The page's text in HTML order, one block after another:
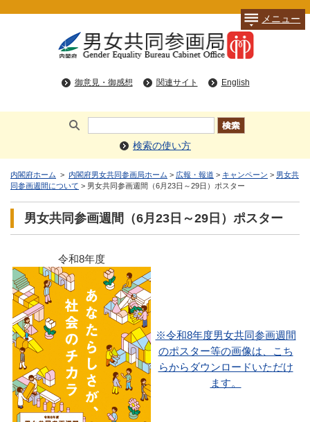
御意見・御感想 関連サイト English
メニュー
検索の使い方
内閣府ホーム > 内閣府男女共同参画局ホーム > 広報・報道 > キャンペーン > 男女共
同参画週間について > 男女共同参画週間（6月23日～29日）ポスター
男女共同参画週間（6月23日～29日）ポスター
令和8年度
※令和8年度男女共同参画週間
のポスター等の画像は、こち
らからダウンロードいただけ
ます。